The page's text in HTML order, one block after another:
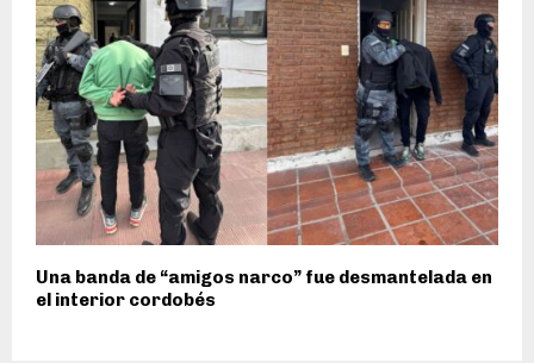
Una banda de “amigos narco” fue desmantelada en
el interior cordobés